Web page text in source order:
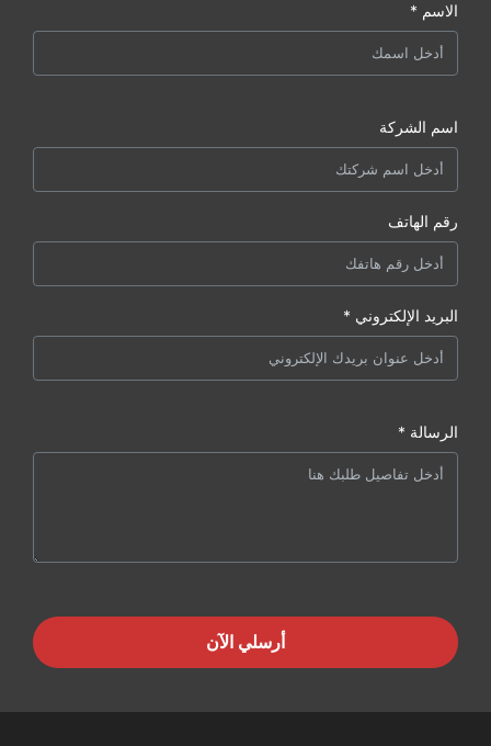
الاسم *
اسم الشركة
رقم الهاتف
البريد الإلكتروني *
الرسالة *
أرسلي الآن